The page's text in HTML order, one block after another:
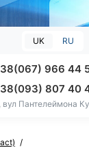
UK RU
966 44
807 40
вул Пантелеймона